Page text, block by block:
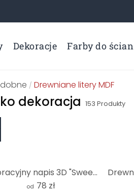
Dekoracje Farby do ścian
/ Drewniane litery MDF
dekoracja 153 Produkty
dekoracyjny napis 3D "Sweet Dreams" - wzór z drewna MDF do nowoczesnego projektowania ścian
od 78 zł